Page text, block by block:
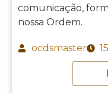
comunicação,
nossa Ordem.
ocdsmaster